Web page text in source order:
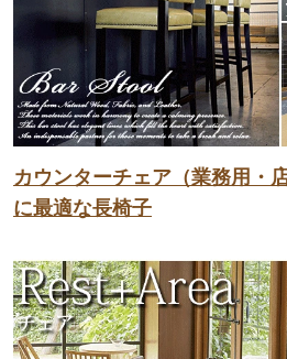
カウンターチェア（業務用・
に最適な長椅子